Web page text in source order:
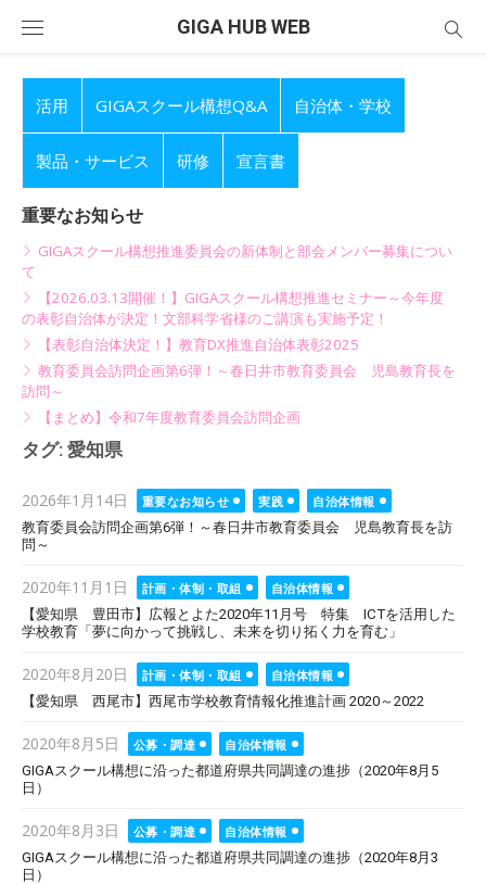
GIGA HUB WEB
活用 GIGAスクール構想Q&A 自治体・学校
製品・サービス 研修 宣言書
重要なお知らせ
GIGAスクール構想推進委員会の新体制と部会メンバー募集につい
て
【2026.03.13開催！】GIGAスクール構想推進セミナー～今年度
の表彰自治体が決定！文部科学省様のご講演も実施予定！
【表彰自治体決定！】教育DX推進自治体表彰2025
教育委員会訪問企画第6弾！～春日井市教育委員会 児島教育長を
訪問～
【まとめ】令和7年度教育委員会訪問企画
タグ: 愛知県
Posted
on
2026年1月14日 重要なお知らせ 実践
自治体情報
教育委員会訪問企画第6弾！～春日井市教育委員会 児島教育長を訪
問～
Posted
on
2020年11月1日 計画・体制・取組
自治体情報
【愛知県 豊田市】広報とよた2020年11月号 特集 ICTを活用した
学校教育「夢に向かって挑戦し、未来を切り拓く力を育む」
Posted
on
2020年8月20日 計画・体制・取組
自治体情報
【愛知県 西尾市】西尾市学校教育情報化推進計画 2020～2022
Posted
on
2020年8月5日 公募・調達
自治体情報
GIGAスクール構想に沿った都道府県共同調達の進捗（2020年8月5
日）
Posted
on
2020年8月3日 公募・調達
自治体情報
GIGAスクール構想に沿った都道府県共同調達の進捗（2020年8月3
日）